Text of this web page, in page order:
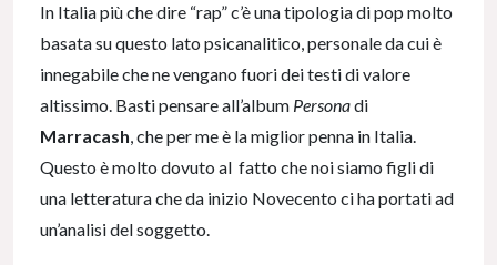
In Italia più che dire “rap” c’è una tipologia di pop molto
basata su questo lato psicanalitico, personale da cui è
innegabile che ne vengano fuori dei testi di valore
altissimo. Basti pensare all’album Personadi
Marracash, che per me è la miglior penna in Italia.
Questo è molto dovuto al fatto che noi siamo figli di
una letteratura che da inizio Novecento ci ha portati ad
un’analisi del soggetto.